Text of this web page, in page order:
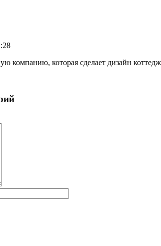
компанию, которая сделает дизайн